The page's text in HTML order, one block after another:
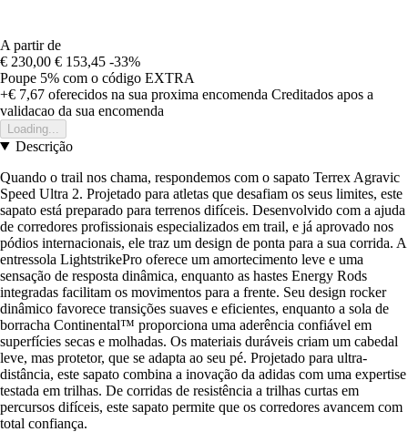
A partir de
€ 230,00 € 153,45 -33%
Poupe 5% com o código EXTRA
+€ 7,67 oferecidos na sua proxima encomenda Creditados apos a
validacao da sua encomenda
Loading...
Descrição
Quando o trail nos chama, respondemos com o sapato Terrex Agravic
Speed Ultra 2. Projetado para atletas que desafiam os seus limites, este
sapato está preparado para terrenos difíceis. Desenvolvido com a ajuda
de corredores profissionais especializados em trail, e já aprovado nos
pódios internacionais, ele traz um design de ponta para a sua corrida. A
entressola LightstrikePro oferece um amortecimento leve e uma
sensação de resposta dinâmica, enquanto as hastes Energy Rods
integradas facilitam os movimentos para a frente. Seu design rocker
dinâmico favorece transições suaves e eficientes, enquanto a sola de
borracha Continental™ proporciona uma aderência confiável em
superfícies secas e molhadas. Os materiais duráveis criam um cabedal
leve, mas protetor, que se adapta ao seu pé. Projetado para ultra-
distância, este sapato combina a inovação da adidas com uma expertise
testada em trilhas. De corridas de resistência a trilhas curtas em
percursos difíceis, este sapato permite que os corredores avancem com
total confiança.